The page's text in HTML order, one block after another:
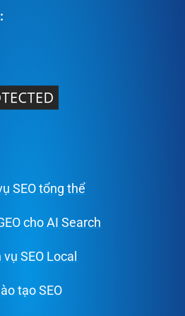
SEO tổng thể
cho AI Search
vụ SEO Local
tạo SEO